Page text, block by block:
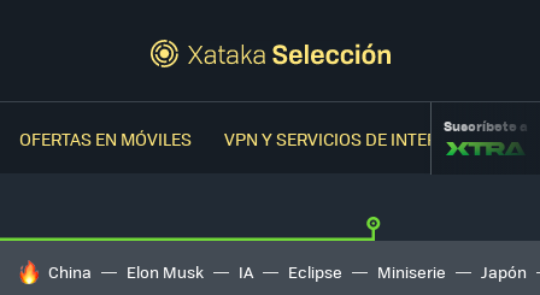
OFERTAS EN MÓVILES VPN Y SERVICIOS DE INTERNETSuscríbete a
HOY SE HABLA DE
China Elon Musk IA Eclipse Miniserie Japón